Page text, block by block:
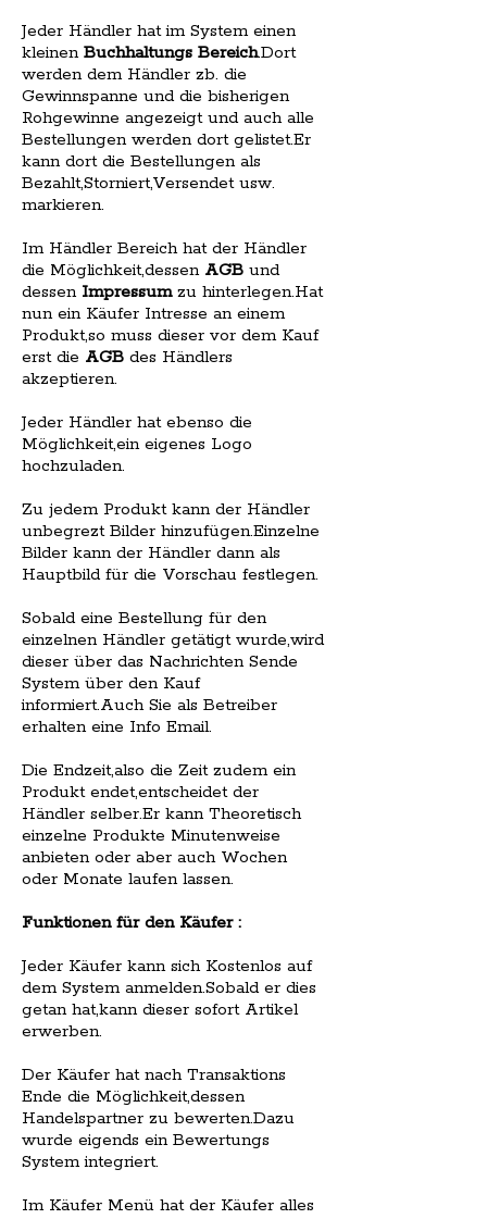
Jeder Händler hat im System einen
kleinen Buchhaltungs Bereich.Dort
werden dem Händler zb. die
Gewinnspanne und die bisherigen
Rohgewinne angezeigt und auch alle
Bestellungen werden dort gelistet.Er
kann dort die Bestellungen als
Bezahlt,Storniert,Versendet usw.
markieren.
Im Händler Bereich hat der Händler
die Möglichkeit,dessen AGB und
dessen Impressumzu hinterlegen.Hat
nun ein Käufer Intresse an einem
Produkt,so muss dieser vor dem Kauf
erst die AGB des Händlers
akzeptieren.
Jeder Händler hat ebenso die
Möglichkeit,ein eigenes Logo
hochzuladen.
Zu jedem Produkt kann der Händler
unbegrezt Bilder hinzufügen.Einzelne
Bilder kann der Händler dann als
Hauptbild für die Vorschau festlegen.
Sobald eine Bestellung für den
einzelnen Händler getätigt wurde,wird
dieser über das Nachrichten Sende
System über den Kauf
informiert.Auch Sie als Betreiber
erhalten eine Info Email.
Die Endzeit,also die Zeit zudem ein
Produkt endet,entscheidet der
Händler selber.Er kann Theoretisch
einzelne Produkte Minutenweise
anbieten oder aber auch Wochen
oder Monate laufen lassen.
Funktionen für den Käufer :
Jeder Käufer kann sich Kostenlos auf
dem System anmelden.Sobald er dies
getan hat,kann dieser sofort Artikel
erwerben.
Der Käufer hat nach Transaktions
Ende die Möglichkeit,dessen
Handelspartner zu bewerten.Dazu
wurde eigends ein Bewertungs
System integriert.
Im Käufer Menü hat der Käufer alles